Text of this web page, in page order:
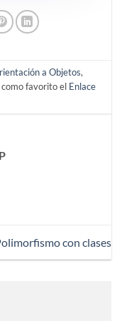
a Objetos,
favorito el Enlace
con clases